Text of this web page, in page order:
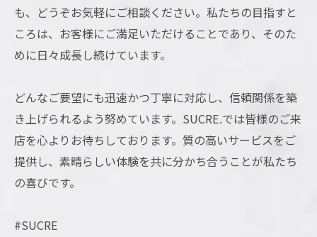
も、どうぞお気軽にご相談ください。私たちの目指すと
ころは、お客様にご満足いただけることであり、そのた
めに日々成長し続けています。
どんなご要望にも迅速かつ丁寧に対応し、信頼関係を築
き上げられるよう努めています。SUCRE.では皆様のご来
店を心よりお待ちしております。質の高いサービスをご
提供し、素晴らしい体験を共に分かち合うことが私たち
の喜びです。
#SUCRE